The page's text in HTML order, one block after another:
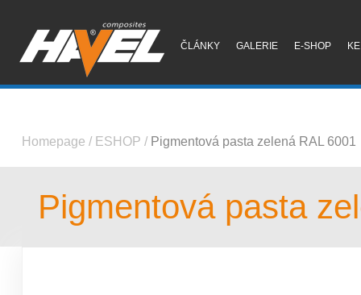
ČLÁNKY GALERIE E-SHOP
Homepage / ESHOP / Pigmentová pasta zelená RAL 6001
Pigmentová pasta